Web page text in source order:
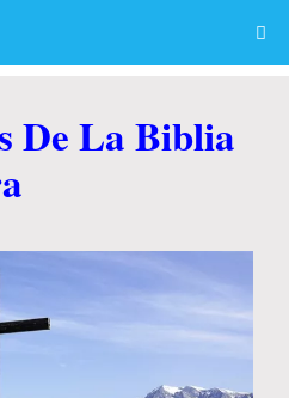
De La Biblia